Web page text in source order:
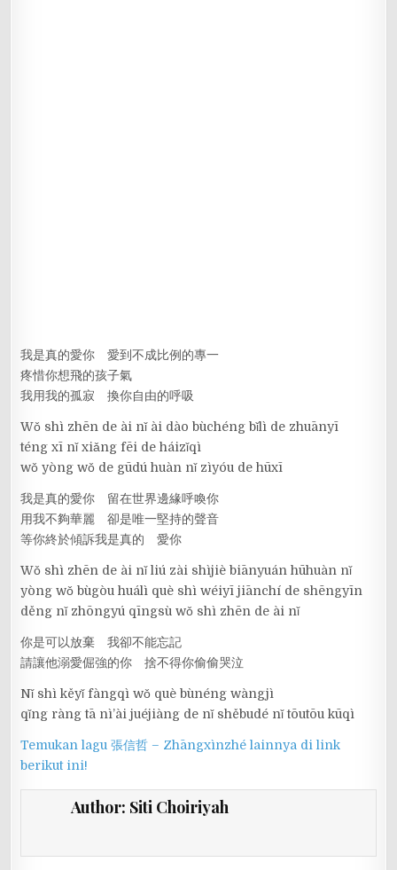
我是真的愛你 愛到不成比例的專一
疼惜你想飛的孩子氣
我用我的孤寂 換你自由的呼吸
Wǒ shì zhēn de ài nǐ ài dào bùchéng bǐlì de zhuānyī
téng xī nǐ xiǎng fēi de háizǐqì
wǒ yòng wǒ de gūdú huàn nǐ zìyóu de hūxī
我是真的愛你 留在世界邊緣呼喚你
用我不夠華麗 卻是唯一堅持的聲音
等你終於傾訴我是真的 愛你
Wǒ shì zhēn de ài nǐ liú zài shìjiè biānyuán hūhuàn nǐ
yòng wǒ bùgòu huálì què shì wéiyī jiānchí de shēngyīn
děng nǐ zhōngyú qīngsù wǒ shì zhēn de ài nǐ
你是可以放棄 我卻不能忘記
請讓他溺愛倔強的你 捨不得你偷偷哭泣
Nǐ shì kěyǐ fàngqì wǒ què bùnéng wàngjì
qǐng ràng tā nì’ài juéjiàng de nǐ shěbudé nǐ tōutōu kūqì
Temukan lagu 張信哲 – Zhāngxìnzhé lainnya di link
berikut ini!
Author: Siti Choiriyah